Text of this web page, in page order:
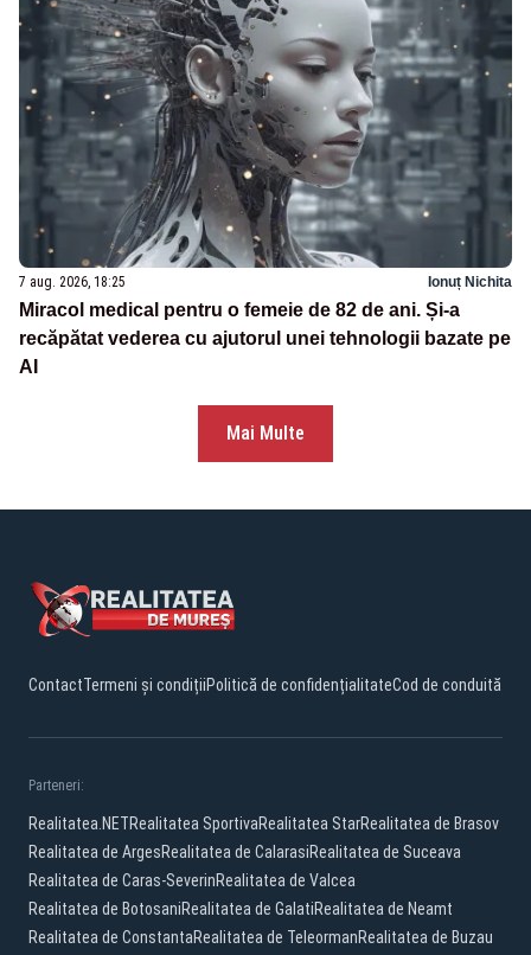
7 aug. 2026, 18:25 Ionuț Nichita
Miracol medical pentru o femeie de 82 de ani. Și-a
recăpătat vederea cu ajutorul unei tehnologii bazate pe
AI
Mai Multe
ContactTermeni și condițiiPolitică de confidențialitateCod de conduită
Parteneri:
Realitatea.NETRealitatea SportivaRealitatea StarRealitatea de Brasov
Realitatea de ArgesRealitatea de CalarasiRealitatea de Suceava
Realitatea de Caras-SeverinRealitatea de Valcea
Realitatea de BotosaniRealitatea de GalatiRealitatea de Neamt
Realitatea de ConstantaRealitatea de TeleormanRealitatea de Buzau